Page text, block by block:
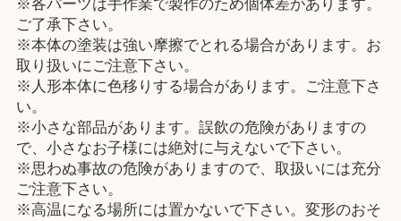
※各パーツは手作業で製作のため個体差があります。
ご了承下さい。
※本体の塗装は強い摩擦でとれる場合があります。お
取り扱いにご注意下さい。
※人形本体に色移りする場合があります。ご注意下さ
い。
※小さな部品があります。誤飲の危険がありますの
で、小さなお子様には絶対に与えないで下さい。
※思わぬ事故の危険がありますので、取扱いには充分
ご注意下さい。
※高温になる場所には置かないで下さい。変形のおそ